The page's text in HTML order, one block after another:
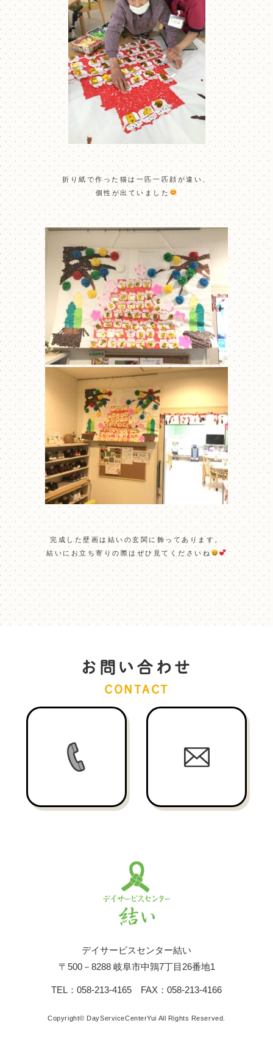
折り紙で作った猫は一匹一匹顔が違い、
個性が出ていました
完成した壁画は結いの玄関に飾ってあります。
結いにお立ち寄りの際はぜひ見てくださいね
お問い合わせ
CONTACT
デイサービスセンター結い
〒500－8288 岐阜市中鶉7丁目26番地1
TEL：058-213-4165 FAX：058-213-4166
Copyright© DayServiceCenterYui All Rights Reserved.